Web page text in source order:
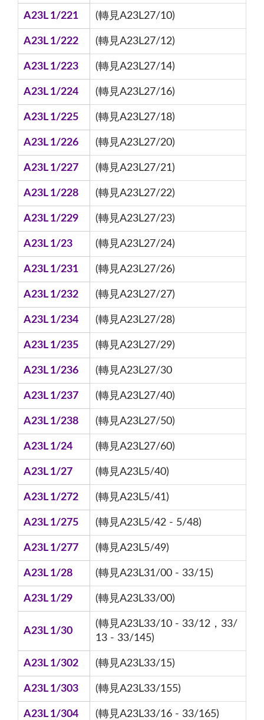
A23L 1/221 (轉見A23L27/10)
A23L 1/222 (轉見A23L27/12)
A23L 1/223 (轉見A23L27/14)
A23L 1/224 (轉見A23L27/16)
A23L 1/225 (轉見A23L27/18)
A23L 1/226 (轉見A23L27/20)
A23L 1/227 (轉見A23L27/21)
A23L 1/228 (轉見A23L27/22)
A23L 1/229 (轉見A23L27/23)
A23L 1/23 (轉見A23L27/24)
A23L 1/231 (轉見A23L27/26)
A23L 1/232 (轉見A23L27/27)
A23L 1/234 (轉見A23L27/28)
A23L 1/235 (轉見A23L27/29)
A23L 1/236 (轉見A23L27/30
A23L 1/237 (轉見A23L27/40)
A23L 1/238 (轉見A23L27/50)
A23L 1/24 (轉見A23L27/60)
A23L 1/27 (轉見A23L5/40)
A23L 1/272 (轉見A23L5/41)
A23L 1/275 (轉見A23L5/42 - 5/48)
A23L 1/277 (轉見A23L5/49)
A23L 1/28 (轉見A23L31/00 - 33/15)
A23L 1/29 (轉見A23L33/00)
A23L 1/30
(轉見A23L33/10 - 33/12，33/
13 - 33/145)
A23L 1/302 (轉見A23L33/15)
A23L 1/303 (轉見A23L33/155)
A23L 1/304 (轉見A23L33/16 - 33/165)